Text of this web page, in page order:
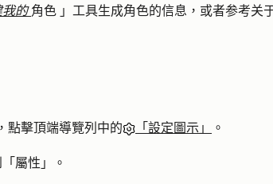
我的角色 」工具生成角色的信息，或者参考关
點擊頂端導覽列中的 「設定圖示」 。
「屬性」 。